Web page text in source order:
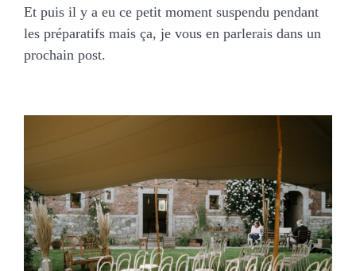
Et puis il y a eu ce petit moment suspendu pendant
les préparatifs mais ça, je vous en parlerais dans un
prochain post. ⁠